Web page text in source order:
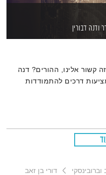
ודנה דבורין
קשור אלינו, ההורים? דנה
דרכים להתמודדות
דורי בן זאב